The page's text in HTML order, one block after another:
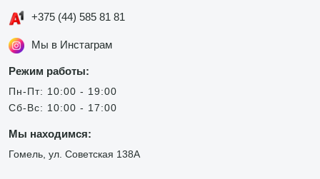
+375 (44) 585 81 81
Мы в Инстаграм
Режим работы:
Пн-Пт: 10:00 - 19:00
Сб-Вс: 10:00 - 17:00
Мы находимся:
Гомель, ул. Советская 138А